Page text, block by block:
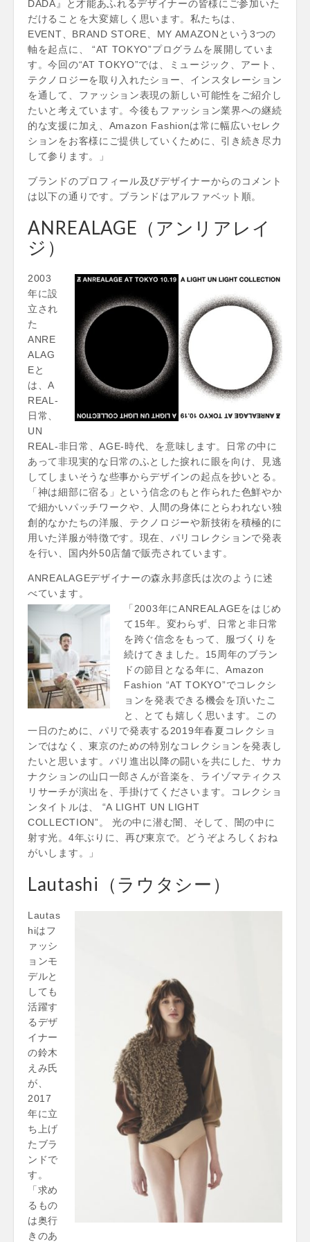
DADA』と才能あふれるデザイナーの皆様にご参加いた
だけることを大変嬉しく思います。私たちは、
EVENT、BRAND STORE、MY AMAZONという3つの
軸を起点に、 “AT TOKYO”プログラムを展開していま
す。今回の“AT TOKYO”では、ミュージック、アート、
テクノロジーを取り入れたショー、インスタレーション
を通して、ファッション表現の新しい可能性をご紹介し
たいと考えています。今後もファッション業界への継続
的な支援に加え、Amazon Fashionは常に幅広いセレク
ションをお客様にご提供していくために、引き続き尽力
して参ります。」
ブランドのプロフィール及びデザイナーからのコメント
は以下の通りです。ブランドはアルファベット順。
ANREALAGE（アンリアレイ
ジ）
2003
年に設
立され
た
ANRE
ALAG
Eと
は、A
REAL-
日常、
UN
REAL-非日常、AGE-時代、を意味します。日常の中に
あって非現実的な日常のふとした捩れに眼を向け、見逃
してしまいそうな些事からデザインの起点を抄いとる。
「神は細部に宿る」という信念のもと作られた色鮮やか
で細かいパッチワークや、人間の身体にとらわれない独
創的なかたちの洋服、テクノロジーや新技術を積極的に
用いた洋服が特徴です。現在、パリコレクションで発表
を行い、国内外50店舗で販売されています。
ANREALAGEデザイナーの森永邦彦氏は次のように述
べています。
「2003年にANREALAGEをはじめ
て15年。変わらず、日常と非日常
を跨ぐ信念をもって、服づくりを
続けてきました。15周年のブラン
ドの節目となる年に、Amazon
Fashion “AT TOKYO”でコレクシ
ョンを発表できる機会を頂いたこ
と、とても嬉しく思います。この
一日のために、パリで発表する2019年春夏コレクショ
ンではなく、東京のための特別なコレクションを発表し
たいと思います。パリ進出以降の闘いを共にした、サカ
ナクションの山口一郎さんが音楽を、ライゾマティクス
リサーチが演出を、手掛けてくださいます。コレクショ
ンタイトルは、 “A LIGHT UN LIGHT
COLLECTION”。 光の中に潜む闇、そして、闇の中に
射す光。4年ぶりに、再び東京で。どうぞよろしくおね
がいします。」
Lautashi（ラウタシー）
Lautas
hiはフ
ァッシ
ョンモ
デルと
しても
活躍す
るデザ
イナー
の鈴木
えみ氏
が、
2017
年に立
ち上げ
たブラ
ンドで
す。
「求め
るもの
は奥行
きのあ